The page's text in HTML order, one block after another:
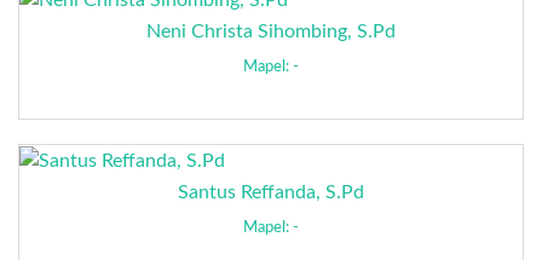
Neni Christa Sihombing, S.Pd
Mapel: -
Santus Reffanda, S.Pd
Mapel: -